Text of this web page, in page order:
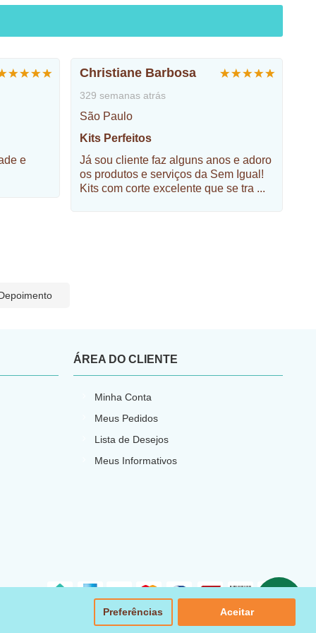
Preferências Aceitar
e
Christiane Barbosa
329 semanas atrás
São Paulo
Kits Perfeitos
Já sou cliente faz alguns anos e adoro
os produtos e serviços da Sem Igual!
Kits com corte excelente que se tra ...
ÁREA DO CLIENTE
Minha Conta
Meus Pedidos
Lista de Desejos
Meus Informativos